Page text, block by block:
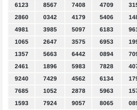
6123
8567 7408 4709
2860
0342 4179 5406
4981
3985 5097 6183
1065
2647 3575 6953
1357
5663 6442 0894
2461
1896 5983 7828
9240
7429 4562 6134
7685
1052 2878 5963
1593
7924 9057 8065